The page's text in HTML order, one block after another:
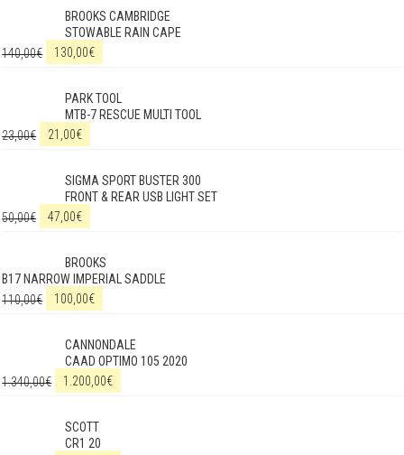
BROOKS CAMBRIDGE
STOWABLE RAIN CAPE
140,00€ 130,00€
PARK TOOL
MTB-7 RESCUE MULTI TOOL
23,00€ 21,00€
SIGMA SPORT BUSTER 300
FRONT & REAR USB LIGHT SET
50,00€ 47,00€
BROOKS
B17 NARROW IMPERIAL SADDLE
110,00€ 100,00€
CANNONDALE
CAAD OPTIMO 105 2020
1.340,00€ 1.200,00€
SCOTT
CR1 20